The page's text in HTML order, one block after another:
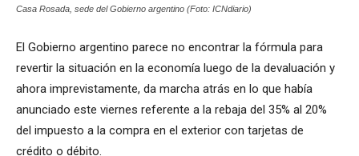
Casa Rosada, sede del Gobierno argentino (Foto: ICNdiario)
El Gobierno argentino parece no encontrar la fórmula para
revertir la situación en la economía luego de la devaluación y
ahora imprevistamente, da marcha atrás en lo que había
anunciado este viernes referente a la rebaja del 35% al 20%
del impuesto a la compra en el exterior con tarjetas de
crédito o débito.